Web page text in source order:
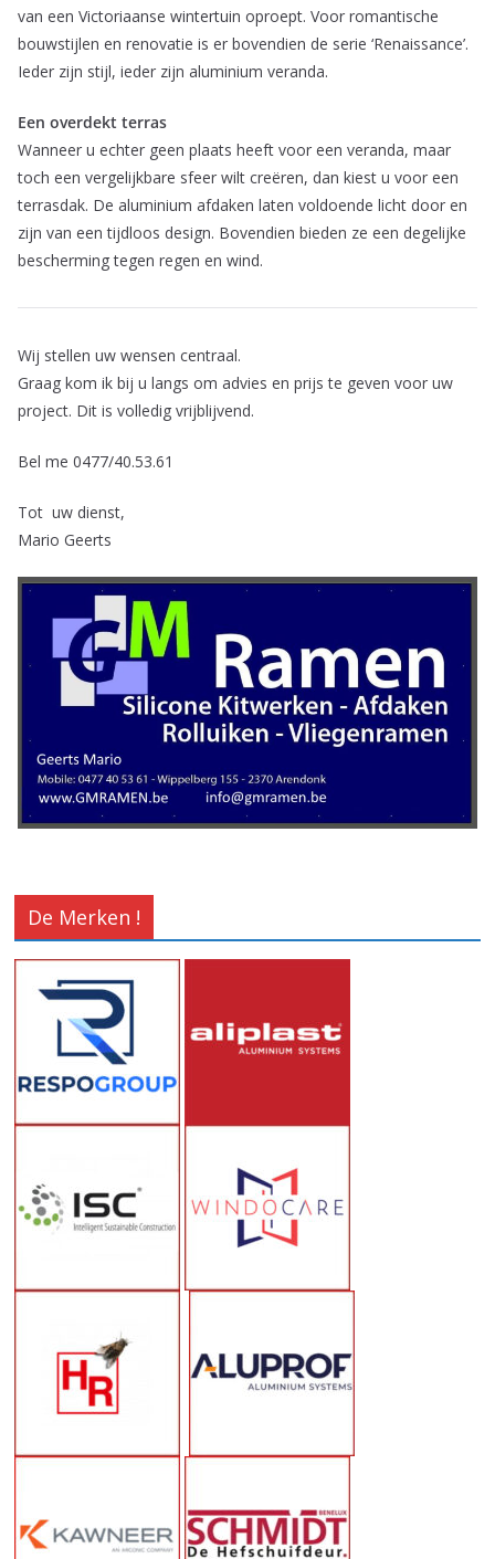
van een Victoriaanse wintertuin oproept. Voor romantische
bouwstijlen en renovatie is er bovendien de serie ‘Renaissance’.
Ieder zijn stijl, ieder zijn aluminium veranda.
Een overdekt terras
Wanneer u echter geen plaats heeft voor een veranda, maar
toch een vergelijkbare sfeer wilt creëren, dan kiest u voor een
terrasdak. De aluminium afdaken laten voldoende licht door en
zijn van een tijdloos design. Bovendien bieden ze een degelijke
bescherming tegen regen en wind.
Wij stellen uw wensen centraal.
Graag kom ik bij u langs om advies en prijs te geven voor uw
project. Dit is volledig vrijblijvend.
Bel me 0477/40.53.61
Tot uw dienst,
Mario Geerts
De Merken !